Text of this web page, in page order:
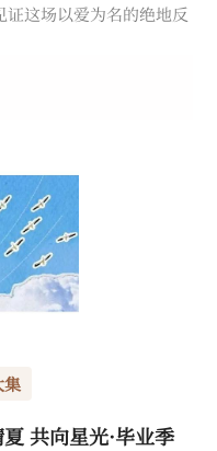
这场以爱为名的绝地反
集
共向星光·毕业季